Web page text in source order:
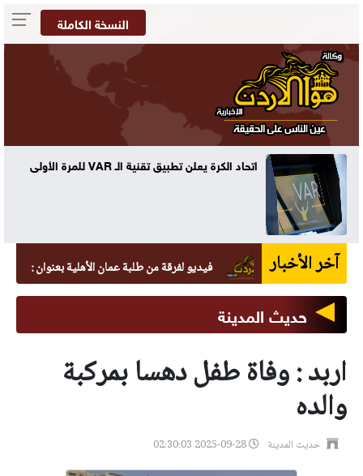
النسخة الكاملة
اتحاد الكرة يعلن تطبيق تقنية الـ VAR للمرة الأولى
آخر الأخبار فيديو لفرقة من طلبة عمان الأهلية بعنوان : "دايماً
حديث المدينة
اربد : وفاة طفل دهسا بمركبة
والده
حديث المدينة